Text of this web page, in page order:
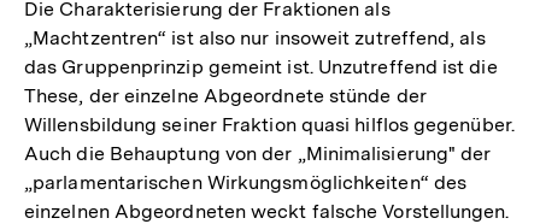
Die Charakterisierung der Fraktionen als
„Machtzentren“ ist also nur insoweit zutreffend, als
das Gruppenprinzip gemeint ist. Unzutreffend ist die
These, der einzelne Abgeordnete stünde der
Willensbildung seiner Fraktion quasi hilflos gegenüber.
Auch die Behauptung von der „Minimalisierung" der
„parlamentarischen Wirkungsmöglichkeiten“ des
einzelnen Abgeordneten weckt falsche Vorstellungen.